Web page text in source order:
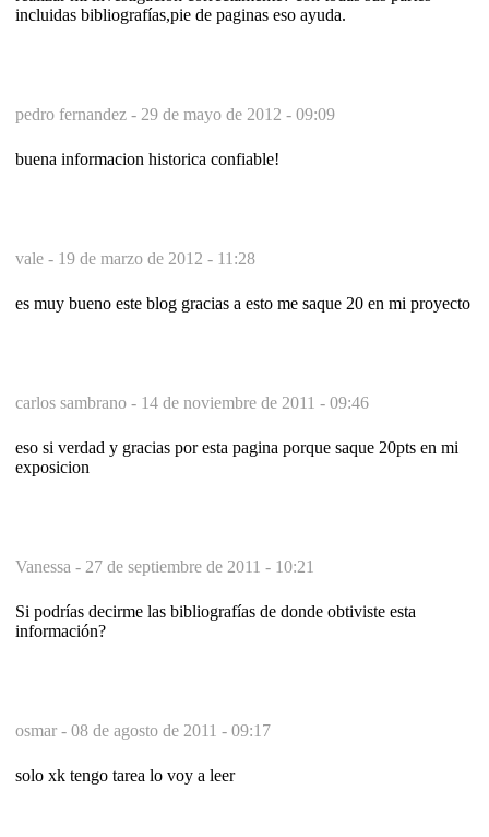
incluidas bibliografías,pie de paginas eso ayuda.
pedro fernandez - 29 de mayo de 2012 - 09:09
buena informacion historica confiable!
vale - 19 de marzo de 2012 - 11:28
es muy bueno este blog gracias a esto me saque 20 en mi proyecto
carlos sambrano - 14 de noviembre de 2011 - 09:46
eso si verdad y gracias por esta pagina porque saque 20pts en mi
exposicion
Vanessa - 27 de septiembre de 2011 - 10:21
Si podrías decirme las bibliografías de donde obtiviste esta
información?
osmar - 08 de agosto de 2011 - 09:17
solo xk tengo tarea lo voy a leer